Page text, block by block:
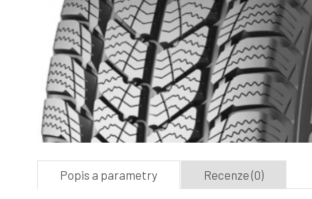
Popis a parametry Recenze (0)